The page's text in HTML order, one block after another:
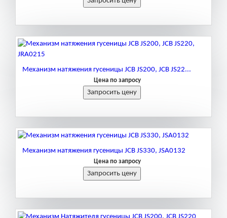
Механизм натяжения гусеницы JCB JS200, JCB JS22...
Цена по запросу
Механизм натяжения гусеницы JCB JS330, JSA0132
Цена по запросу